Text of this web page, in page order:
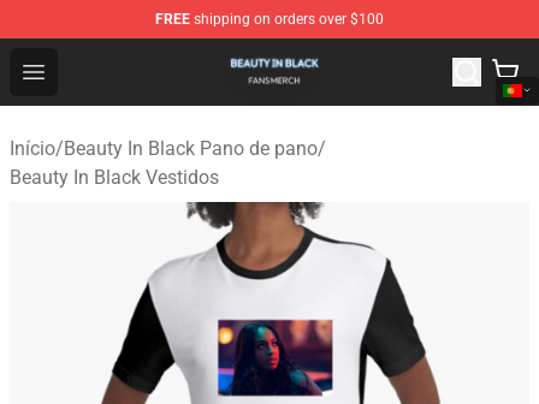
FREE shipping on orders over $100
Open menu
Beauty In Black Shop - Official Beauty In Black
Início/Beauty In Black Pano de pano/
Beauty In Black Vestidos